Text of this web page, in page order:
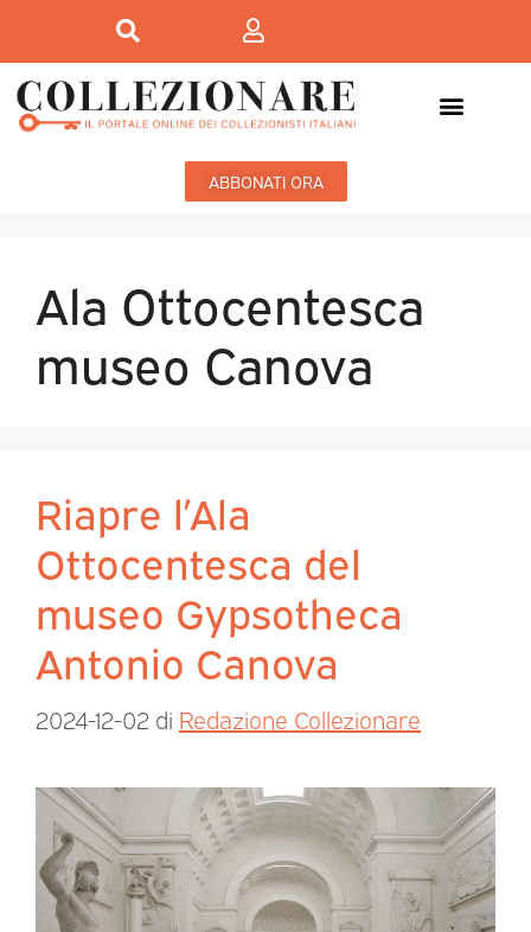
ABBONATI ORA
Ala Ottocentesca
museo Canova
Riapre l’Ala
Ottocentesca del
museo Gypsotheca
Antonio Canova
2024-12-02 di Redazione Collezionare